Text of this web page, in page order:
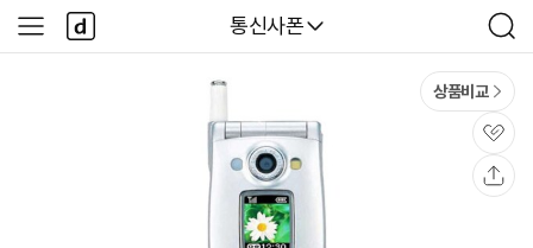
다나와
통신사폰
검
색
사
이
다
나
와
상품비교
관
심